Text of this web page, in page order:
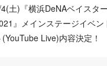
土)『横浜DeNAベイスタ
』メインステージイベン
Live)内容決定！